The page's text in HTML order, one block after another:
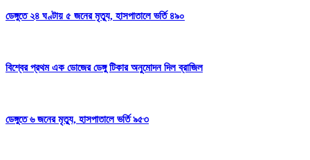
ডেঙ্গুতে ২৪ ঘণ্টায় ৫ জনের মৃত্যু, হাসপাতালে ভর্তি ৪৯০
বিশ্বের প্রথম এক ডোজের ডেঙ্গু টিকার অনুমোদন দিল ব্রাজিল
ডেঙ্গুতে ৬ জনের মৃত্যু, হাসপাতালে ভর্তি ৯৫৩